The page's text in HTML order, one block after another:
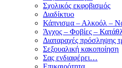
Σχολικός εκφοβισμός
Διαδίκτυο
Κάπνισμα – Αλκοόλ –
Άγχος – Φοβίες –
Διαταραχές πρόσληψης
Σεξουαλική κακοποίηση
Σας ενδιαφέρει…
Επικαιρότητα